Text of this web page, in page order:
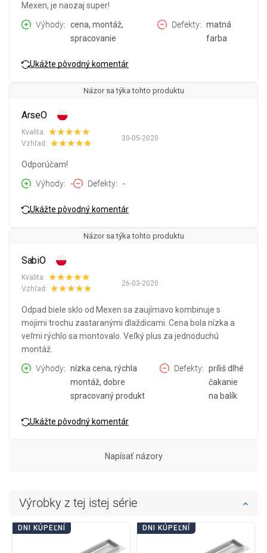
Mexen, je naozaj super!
Výhody
cena, montáž,
spracovanie
Defekty
matná
farba
Ukážte pôvodný komentár
Názor sa týka tohto produktu
ArseO
30-05-2020
Kvalita:
Vzhľad:
Odporúčam!
Výhody
- Defekty -
Ukážte pôvodný komentár
Názor sa týka tohto produktu
SabiO
26-03-2020
Kvalita:
Vzhľad:
Odpad biele sklo od Mexen sa zaujímavo kombinuje s
mojimi trochu zastaranými dlaždicami. Cena bola nízka a
veľmi rýchlo sa montovalo. Veľký plus za jednoduchú
montáž.
Výhody
nízka cena, rýchla
montáž, dobre
spracovaný produkt
Defekty
príliš dlhé
čakanie
na balík
Ukážte pôvodný komentár
Napísať názory
Výrobky z tej istej série
DNI KÚPEĽNÍ DNI KÚPEĽNÍ